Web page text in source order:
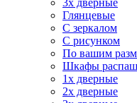
3х дверные
Глянцевые
С зеркалом
С рисунком
По вашим
Шкафы
1х дверные
2х дверные